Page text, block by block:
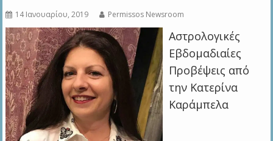
14 Ιανουαρίου, 2019 Permissos Newsroom
Αστρολογικές
Εβδομαδιαίες
Προβέψεις από
την Κατερίνα
Καράμπελα